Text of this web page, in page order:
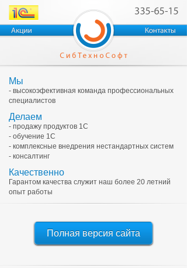
Мы
- высокоэфективная команда профессиональных
специалистов
Делаем
- продажу продуктов 1С
- обучение 1С
- комплексные внедрения нестандартных систем
- консалтинг
Качественно
Гарантом качества служит наш более 20 летний
опыт работы
Полная версия сайта